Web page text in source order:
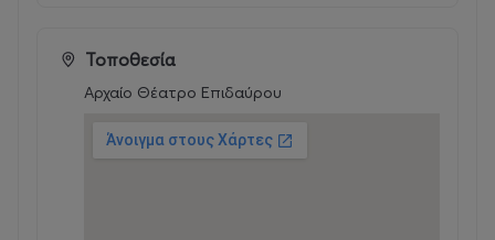
Τοποθεσία
Αρχαίο Θέατρο Επιδαύρου